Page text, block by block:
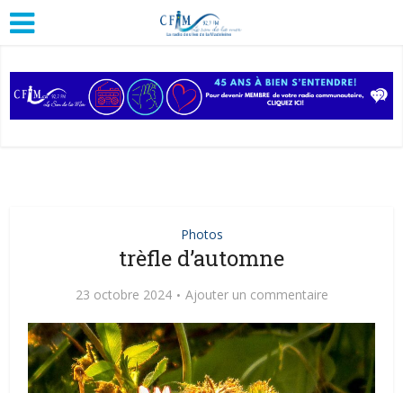
Photos
trèfle d’automne
23 octobre 2024 Ajouter un commentaire